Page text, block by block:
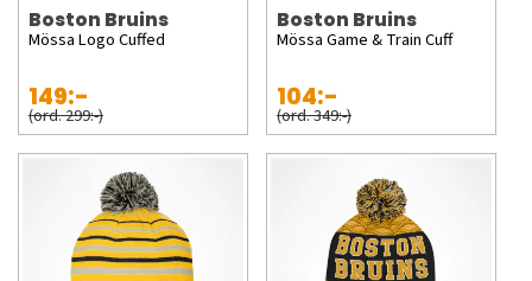
Boston Bruins
Mössa Logo Cuffed
149:-
(ord. 299:-)
Boston Bruins
Mössa Game & Train Cuff
104:-
(ord. 349:-)